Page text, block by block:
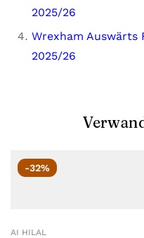
2025/26
Wrexham
2025/26
-32%
AI HILAL